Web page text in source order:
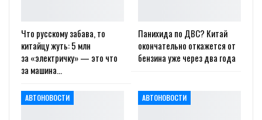
Что русскому забава, то
китайцу жуть: 5 млн
за «электричку» — это что
за машина…
Панихида по ДВС? Китай
окончательно откажется от
бензина уже через два года
АВТОНОВОСТИ АВТОНОВОСТИ